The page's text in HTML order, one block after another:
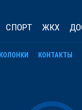
ЖКХ
СПОРТ
КОЛОНКИ КОНТАКТЫ